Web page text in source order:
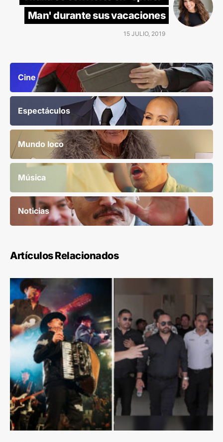
Man' durante sus vacaciones
15 JULIO, 2019
Cine
Espectáculos
Mundo loco
Música
Noticias
Artículos Relacionados